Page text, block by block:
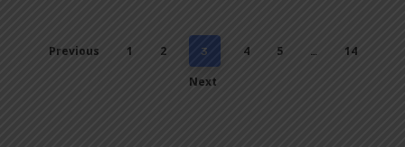
Previous 1 2 3 4 5 …
14
Next